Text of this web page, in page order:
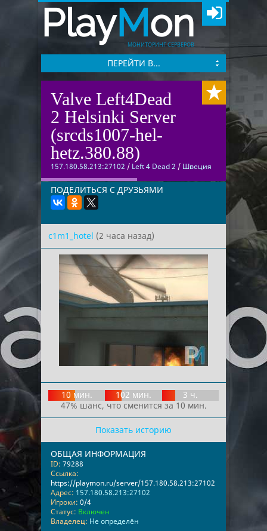
PlayMon
МОНИТОРИНГ СЕРВЕРОВ
ПЕРЕЙТИ В...
Valve Left4Dead
2 Helsinki Server
(srcds1007-hel-
hetz.380.88)
157.180.58.213:27102 / Left 4 Dead 2 / Швеция
ПОДЕЛИТЬСЯ С ДРУЗЬЯМИ
c1m1_hotel (2 часа назад)
10 мин. 102 мин.
3 ч.
47% шанс, что сменится за 10 мин.
Показать историю
ОБЩАЯ ИНФОРМАЦИЯ
ID: 79288
Ссылка:
https://playmon.ru/server/157.180.58.213:27102
Адрес: 157.180.58.213:27102
Игроки: 0/4
Статус: Включен
Владелец: Не определён